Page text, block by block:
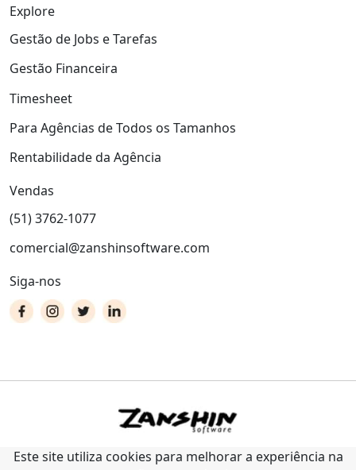
Explore
Gestão de Jobs e Tarefas
Gestão Financeira
Timesheet
Para Agências de Todos os Tamanhos
Rentabilidade da Agência
Vendas
(51) 3762-1077
comercial@zanshinsoftware.com
Siga-nos
Este site utiliza cookies para melhorar a experiência na